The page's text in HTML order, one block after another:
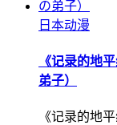
日本动漫
《记录的地
弟子）
《记录的地